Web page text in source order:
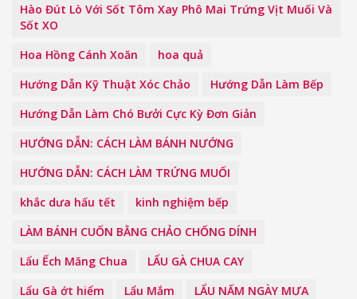
Hào Đút Lò Với Sốt Tôm Xay Phô Mai Trứng Vịt Muối Và
Sốt XO
Hoa Hồng Cánh Xoăn
hoa quả
Hướng Dẫn Kỹ Thuật Xóc Chảo
Hướng Dẫn Làm Bếp
Hướng Dẫn Làm Chó Bưởi Cực Kỳ Đơn Giản
HƯỚNG DẪN: CÁCH LÀM BÁNH NƯỚNG
HƯỚNG DẪN: CÁCH LÀM TRỨNG MUỐI
khắc dưa hấu tết
kinh nghiệm bếp
LÀM BÁNH CUỐN BẰNG CHẢO CHỐNG DÍNH
Lẩu Ếch Măng Chua
LẨU GÀ CHUA CAY
Lẩu Gà ớt hiểm
Lẩu Mắm
LẨU NẤM NGÀY MƯA